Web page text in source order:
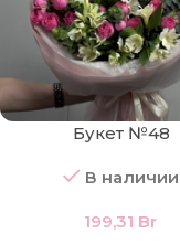
Букет №48
В наличии
199,31 Br